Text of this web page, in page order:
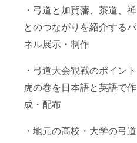
・弓道と加賀藩、茶道、禅
とのつながりを紹介するパ
ネル展示・制作
・弓道大会観戦のポイント
虎の巻を日本語と英語で作
成・配布
・地元の高校・大学の弓道